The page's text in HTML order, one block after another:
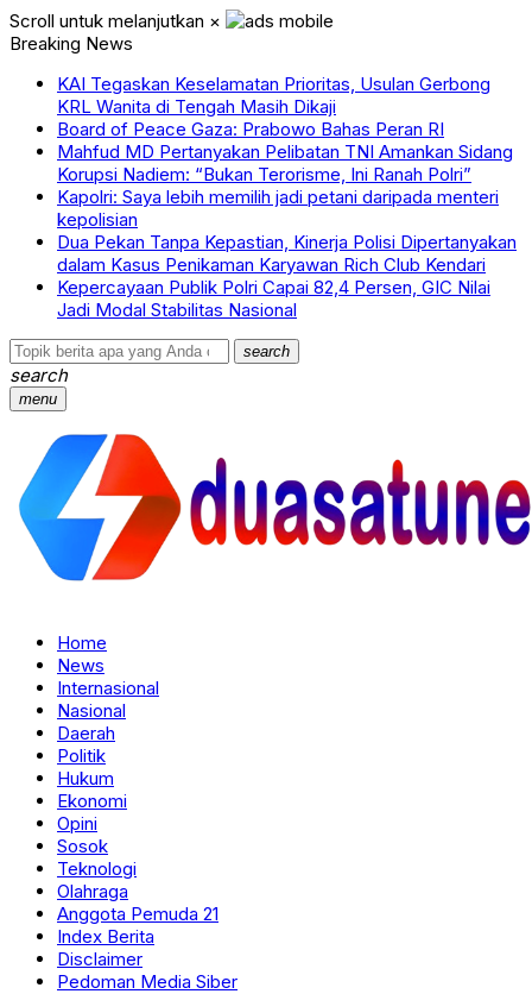
Scroll untuk melanjutkan ×
Breaking News
KAI Tegaskan Keselamatan Prioritas, Usulan Gerbong
KRL Wanita di Tengah Masih Dikaji
Board of Peace Gaza: Prabowo Bahas Peran RI
Mahfud MD Pertanyakan Pelibatan TNI Amankan Sidang
Korupsi Nadiem: “Bukan Terorisme, Ini Ranah Polri”
Kapolri: Saya lebih memilih jadi petani daripada menteri
kepolisian
Dua Pekan Tanpa Kepastian, Kinerja Polisi Dipertanyakan
dalam Kasus Penikaman Karyawan Rich Club Kendari
Kepercayaan Publik Polri Capai 82,4 Persen, GIC Nilai
Jadi Modal Stabilitas Nasional
search
search
menu
Home
News
Internasional
Nasional
Daerah
Politik
Hukum
Ekonomi
Opini
Sosok
Teknologi
Olahraga
Anggota Pemuda 21
Index Berita
Disclaimer
Pedoman Media Siber